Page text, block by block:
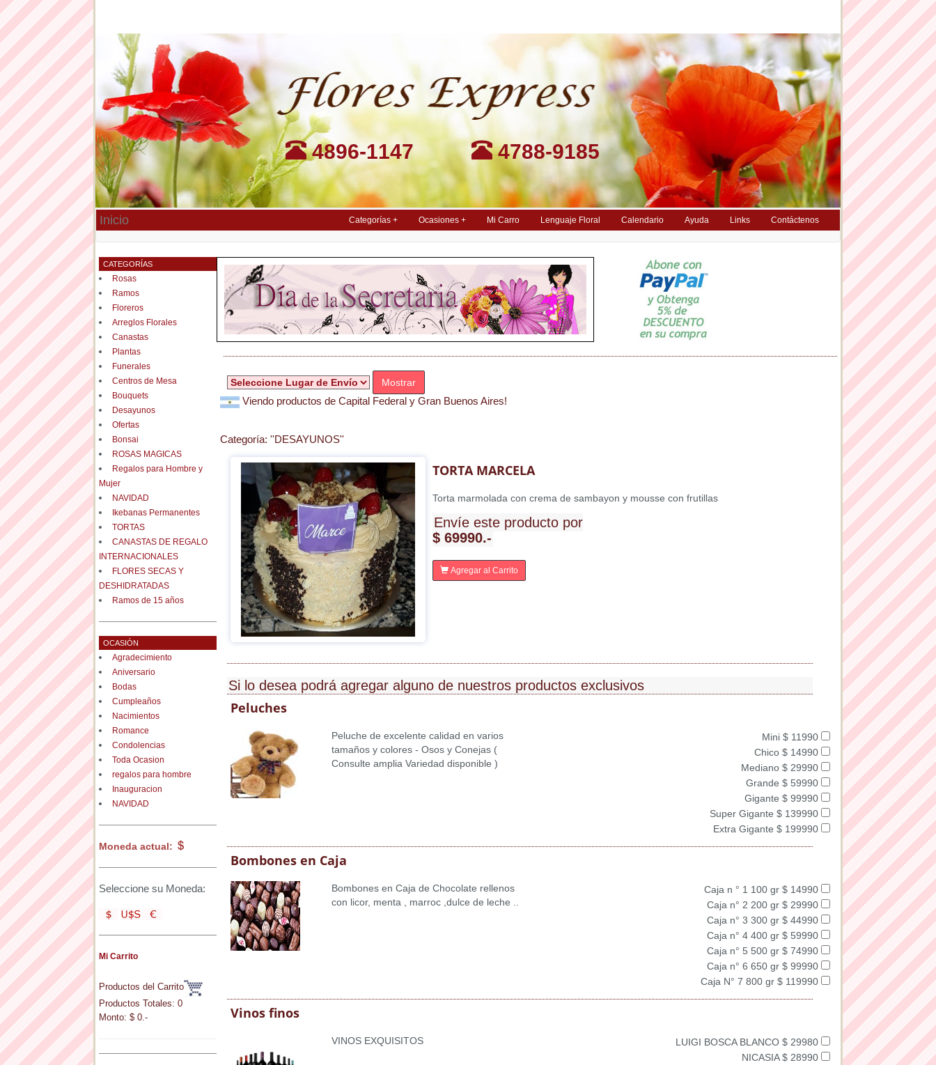
4896-1147 4788-9185
Inicio Categorías + Ocasiones + Mi Carro Lenguaje Floral Calendario Ayuda Links Contáctenos
CATEGORÍAS
Rosas
Ramos
Floreros
Arreglos Florales
Canastas
Plantas
Funerales
Centros de Mesa
Bouquets
Desayunos
Ofertas
Bonsai
ROSAS MAGICAS
Regalos para Hombre y
Mujer
NAVIDAD
Ikebanas Permanentes
TORTAS
CANASTAS DE REGALO
INTERNACIONALES
FLORES SECAS Y
DESHIDRATADAS
Ramos de 15 años
OCASIÓN
Agradecimiento
Aniversario
Bodas
Cumpleaños
Nacimientos
Romance
Condolencias
Toda Ocasion
regalos para hombre
Inauguracion
NAVIDAD
Moneda actual:
Seleccione su Moneda:
Mi Carrito
Productos del Carrito
Productos Totales: 0
Monto: $ 0.-
Mostrar
Viendo productos de Capital Federal y Gran Buenos Aires!
Categoría: ''DESAYUNOS''
TORTA MARCELA
Torta marmolada con crema de sambayon y mousse con frutillas
Envíe este producto por
$ 69990.-
Agregar al Carrito
Si lo desea podrá agregar alguno de nuestros productos exclusivos
Peluches
Peluche de excelente calidad en varios
tamaños y colores - Osos y Conejas (
Consulte amplia Variedad disponible )
Mini $ 11990
Chico $ 14990
Mediano $ 29990
Grande $ 59990
Gigante $ 99990
Super Gigante $ 139990
Extra Gigante $ 199990
Bombones en Caja
Bombones en Caja de Chocolate rellenos
con licor, menta , marroc ,dulce de leche ..
Caja n ° 1 100 gr $ 14990
Caja n° 2 200 gr $ 29990
Caja n° 3 300 gr $ 44990
Caja n° 4 400 gr $ 59990
Caja n° 5 500 gr $ 74990
Caja n° 6 650 gr $ 99990
Caja N° 7 800 gr $ 119990
Vinos finos
VINOS EXQUISITOS
LUIGI BOSCA BLANCO $ 29980
NICASIA $ 28990